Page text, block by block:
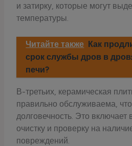
и затирку, которые могут
температуры.
Читайте также Как
срок службы дров в
печи?
В-третьих, керамическая
правильно обслуживаема,
долговечность. Это включает
очистку и проверку на
повреждений.